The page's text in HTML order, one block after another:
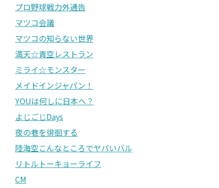
プロ野球戦力外通告
マツコ会議
マツコの知らない世界
満天☆青空レストラン
ミライ☆モンスター
メイドインジャパン！
YOUは何しに日本へ？
よじごじDays
夜の巷を徘徊する
陸海空こんなところでヤバいバル
リトルトーキョーライフ
CM